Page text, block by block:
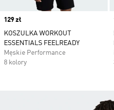
Price
129 zł
KOSZULKA WORKOUT
ESSENTIALS FEELREADY
Męskie Performance
8 kolory